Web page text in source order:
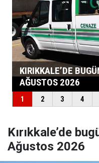
Kırıkkale’de
Ağustos 2026